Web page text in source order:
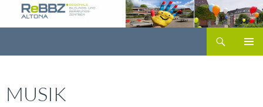
Inhalt
MUSIK